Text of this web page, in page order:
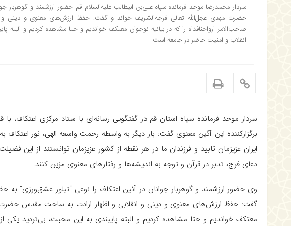
سردار محمدرضا موحد فرمانده سپاه علی‌بن ابیطالب علیه‌السلام قم حضور ارزشمند و گوهربار
حضرت مهدی عجل‌الله تعالی فرجه‌الشریف خواند و گفت: حفظ ارزش‌های معنوی و دینی
صاحب‌الامر ارواحنافداه را که در بیانیه نوجوان معتکف خواندیم و حتا مشاهده کردیم و
انقلاب و امنیت حاضر در جامعه است‌.
سردار موحد فرمانده سپاه استان قم در گفتگویی رسانه‌ای با ستاد مرکزی اعتکاف، با
برگزارکننده این آئین معنوی گفت: بار دیگر به واسطه رحمت واسعه الهی، نور
ایران عزیزمان تابید و فرزندان ما در هر نقطه از کشور عزیزمان توانستند از این
دعای فرج، تدبر در قرآن و توجه به اندیشه‌ها و رفتارهای معنوی مزین کنند.
وی حضور ارزشمند و گوهربار جوانان در آئین اعتکاف را نوعی “تبلور عشق‌ورزی” به
گفت: حفظ ارزش‌های معنوی و دینی و انقلابی و اظهار ارادت به ساحت مقدس حضرت
معتکف خواندیم و حتا مشاهده کردیم و البته پایبندی به این محبت، بی‌تردید